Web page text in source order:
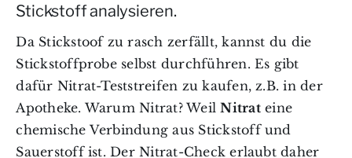
Stickstoff analysieren.
Da Stickstoof zu rasch zerfällt, kannst du die
Stickstoffprobe selbst durchführen. Es gibt
dafür Nitrat-Teststreifen zu kaufen, z.B. in der
Apotheke. Warum Nitrat? WeilNitrateine
chemische Verbindung aus Stickstoff und
Sauerstoff ist. Der Nitrat-Check erlaubt daher